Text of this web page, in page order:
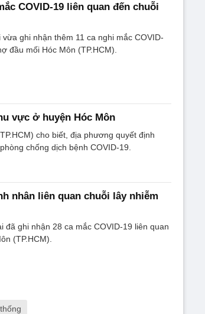
COVID-19 liên quan đến chuỗi
ghi nhận thêm 11 ca nghi mắc COVID-
đầu mối Hóc Môn (TP.HCM).
vực ở huyện Hóc Môn
cho biết, địa phương quyết định
chống dịch bệnh COVID-19.
nhân liên quan chuỗi lây nhiễm
ghi nhận 28 ca mắc COVID-19 liên quan
(TP.HCM).